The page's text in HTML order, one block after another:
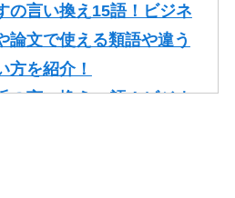
の言い換え15語！ビジネ
論文で使える類語や違う
方を紹介！
の言い換え15語！ビジネ